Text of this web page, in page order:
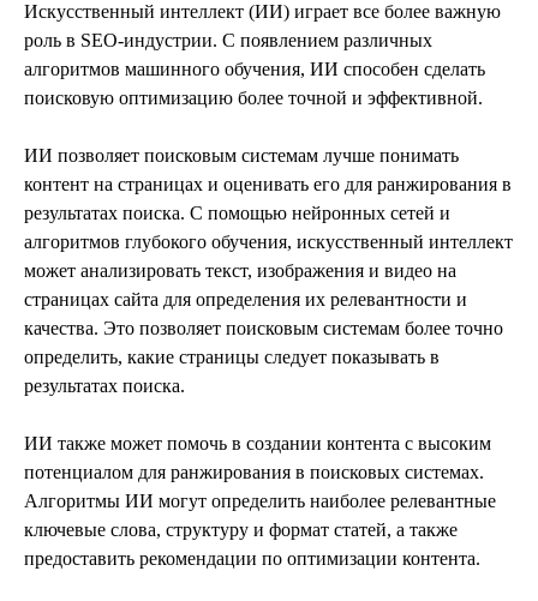
Искусственный интеллект (ИИ) играет все более важную
роль в SEO-индустрии. С появлением различных
алгоритмов машинного обучения, ИИ способен сделать
поисковую оптимизацию более точной и эффективной.
ИИ позволяет поисковым системам лучше понимать
контент на страницах и оценивать его для ранжирования в
результатах поиска. С помощью нейронных сетей и
алгоритмов глубокого обучения, искусственный интеллект
может анализировать текст, изображения и видео на
страницах сайта для определения их релевантности и
качества. Это позволяет поисковым системам более точно
определить, какие страницы следует показывать в
результатах поиска.
ИИ также может помочь в создании контента с высоким
потенциалом для ранжирования в поисковых системах.
Алгоритмы ИИ могут определить наиболее релевантные
ключевые слова, структуру и формат статей, а также
предоставить рекомендации по оптимизации контента.